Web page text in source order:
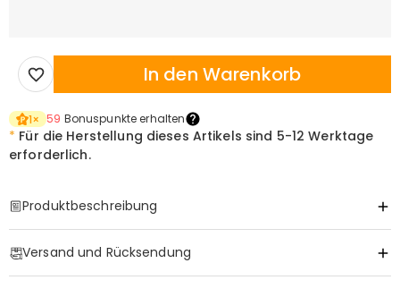
In den Warenkorb
1× 59 Bonuspunkte erhalten
* Für die Herstellung dieses Artikels sind 5-12 Werktage
erforderlich.
Produktbeschreibung
Versand und Rücksendung